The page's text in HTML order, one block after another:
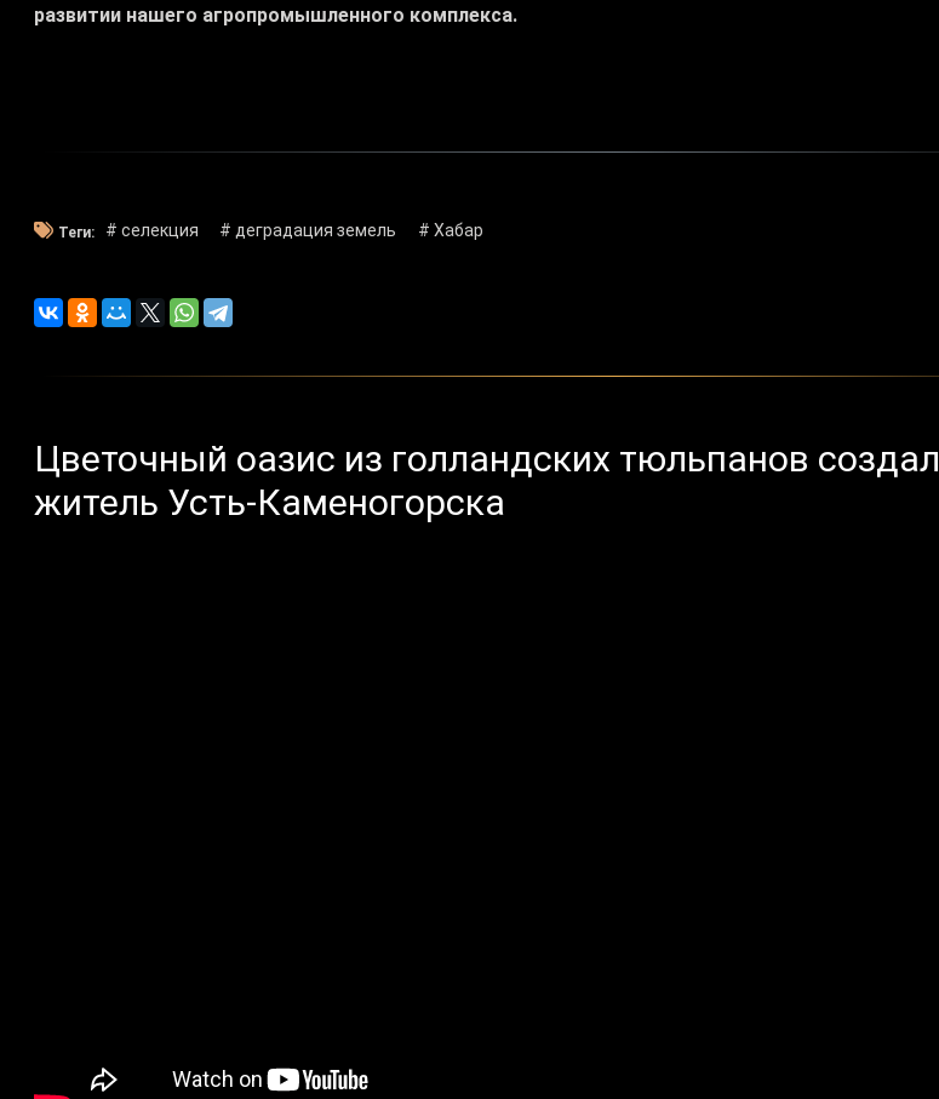
развитии нашего агропромышленного комплекса.
Теги: # селекция # деградация земель # Хабар
Цветочный оазис из голландских тюльпанов создал
житель Усть-Каменогорска